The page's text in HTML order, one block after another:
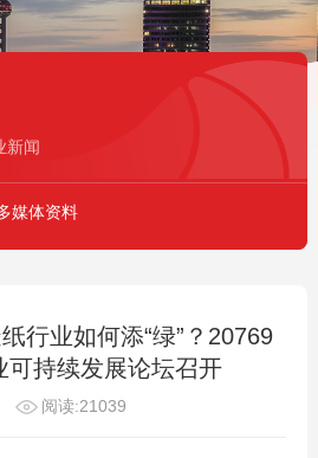
新闻
媒体资料
行业如何添“绿”？20769
可持续发展论坛召开
阅读:21039